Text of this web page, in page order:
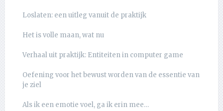
Loslaten: een uitleg vanuit de praktijk
Het is volle maan, wat nu
Verhaal uit praktijk: Entiteiten in computer game
Oefening voor het bewust worden van de essentie van
je ziel
Als ik een emotie voel, ga ik erin mee…